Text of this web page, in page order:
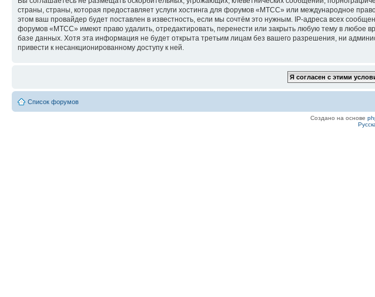
страны, страны, которая предоставляет услуги хостинга для форумов «МТСС» или международное
этом ваш провайдер будет поставлен в известность, если мы сочтём это нужным. IP-адреса всех
форумов «МТСС» имеют право удалить, отредактировать, перенести или закрыть любую тему в любое
базе данных. Хотя эта информация не будет открыта третьим лицам без вашего разрешения, ни
привести к несанкционированному доступу к ней.
Список форумов
Создано на основе